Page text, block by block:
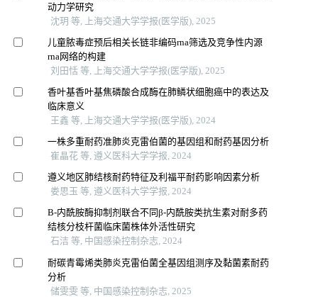
动力学研究
沈玥 等, 上海交通大学学报(医学版), 2025
儿童脓毒症预后相关长链非编码rna筛选及竞争性内源
rna网络的构建
刘田恬 等, 上海交通大学学报(医学版), 2025
香叶基香叶基焦磷酸合成酶在肺鳞状细胞癌中的表达及
临床意义
王鑫 等, 上海交通大学学报(医学版), 2024
一株多重耐药准肺炎克雷伯菌的基因组和耐药基因分析
崔晶花 等, 遵义医科大学学报, 2024
遵义地区肺结核耐药特征及利福平耐药影响因素分析
娄思玉 等, 遵义医科大学学报, 2024
Β-内酰胺酶抑制剂联合不同β-内酰胺类抗生素对耐多药
结核分枝杆菌临床菌株体外活性研究
石洁 等, 中国感染控制杂志, 2024
耐碳青霉烯类肺炎克雷伯菌全基因组测序及黏菌素耐药
分析
储雯雯 等, 中国感染控制杂志, 2025